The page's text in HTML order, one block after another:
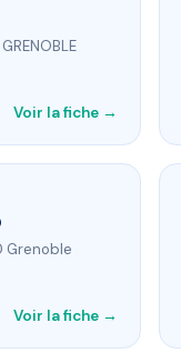
Voir la fiche →
Grenoble
Voir la fiche →